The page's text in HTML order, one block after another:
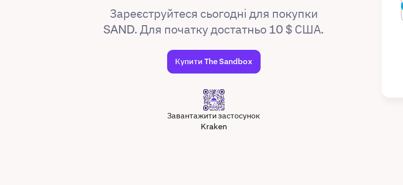
Зареєструйтеся сьогодні для покупки
SAND. Для початку достатньо 10 $ США.
Купити The Sandbox
Завантажити застосунок
Kraken